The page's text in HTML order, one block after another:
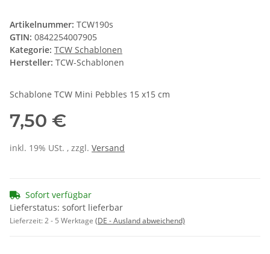
Artikelnummer: TCW190s
GTIN: 0842254007905
Kategorie: TCW Schablonen
Hersteller: TCW-Schablonen
Schablone TCW Mini Pebbles 15 x15 cm
7,50 €
inkl. 19% USt. , zzgl. Versand
Sofort verfügbar
Lieferstatus: sofort lieferbar
Lieferzeit:2 - 5 Werktage (DE - Ausland abweichend)